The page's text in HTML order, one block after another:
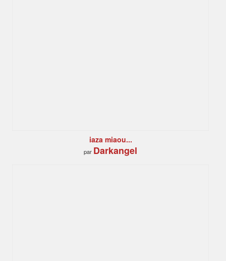
iaza miaou...
par Darkangel